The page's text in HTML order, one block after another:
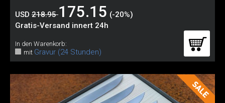
USD 218.95175.15 (-20%)
Gratis-Versand innert 24h
In den Warenkorb:
mit Gravur (24 Stunden)